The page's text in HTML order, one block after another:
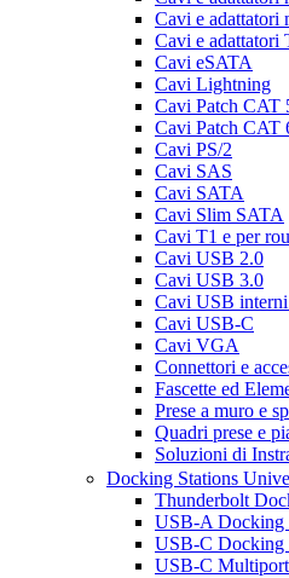
Cavi e adattatori
Cavi e adattatori
Cavi eSATA
Cavi Lightning
Cavi Patch CAT
Cavi Patch CAT
Cavi PS/2
Cavi SAS
Cavi SATA
Cavi Slim SATA
Cavi T1 e per
Cavi USB 2.0
Cavi USB 3.0
Cavi USB interni
Cavi USB-C
Cavi VGA
Connettori e
Fascette ed
Prese a muro e
Quadri prese e
Soluzioni di
Docking Stations
Thunderbolt
USB-A Docking
USB-C Docking
USB-C